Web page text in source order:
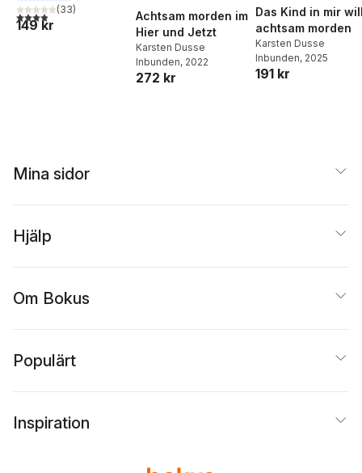
3,9utav 5 stjärnor. Totalt antal röster:
(33)
149 kr
Achtsam morden im
Hier und Jetzt
Karsten Dusse
Inbunden, 2022
272 kr
Das Kind in mir
achtsam morden
Karsten Dusse
Inbunden, 2025
191 kr
Mina sidor
Hjälp
Om Bokus
Populärt
Inspiration